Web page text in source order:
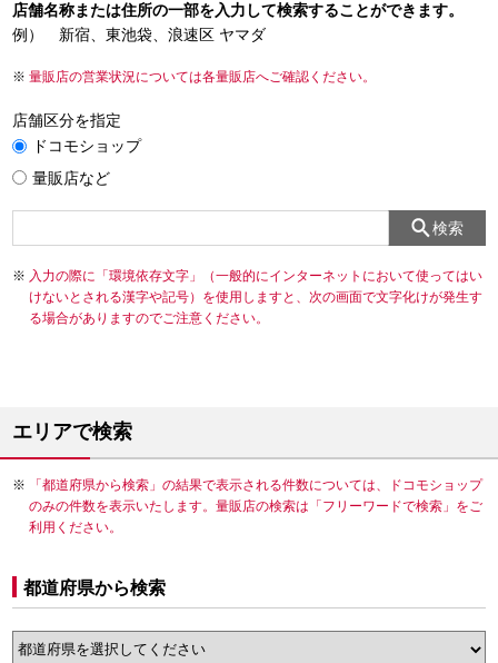
店舗名称または住所の一部を入力して検索することができます。
例） 新宿、東池袋、浪速区 ヤマダ
量販店の営業状況については各量販店へご確認ください。
店舗区分を指定
ドコモショップ
量販店など
検索
入力の際に「環境依存文字」（一般的にインターネットにおいて使ってはい
けないとされる漢字や記号）を使用しますと、次の画面で文字化けが発生す
る場合がありますのでご注意ください。
エリアで検索
「都道府県から検索」の結果で表示される件数については、ドコモショップ
のみの件数を表示いたします。量販店の検索は「フリーワードで検索」をご
利用ください。
都道府県から検索